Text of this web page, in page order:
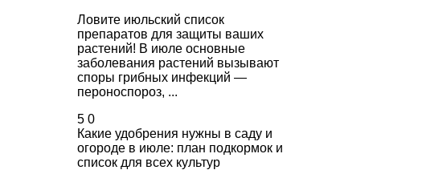
Ловите июльский список
препаратов для защиты ваших
растений! В июле основные
заболевания растений вызывают
споры грибных инфекций —
пероноспороз, ...
5 0
Какие удобрения нужны в саду и
огороде в июле: план подкормок и
список для всех культур